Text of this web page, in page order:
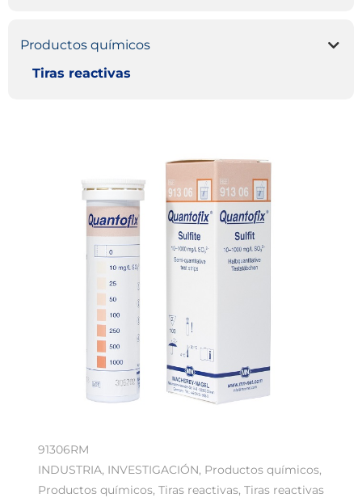
Productos químicos
Tiras reactivas
91306RM
INDUSTRIA, INVESTIGACIÓN, Productos químicos,
Productos químicos, Tiras reactivas, Tiras reactivas